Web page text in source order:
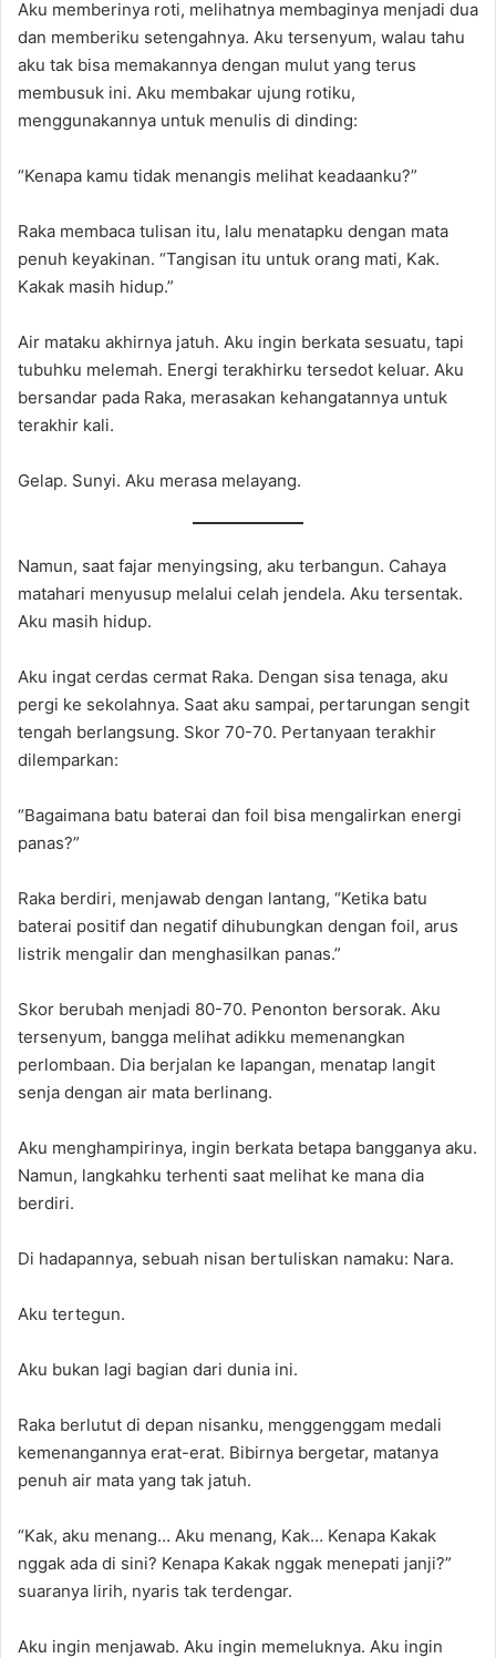
Aku memberinya roti, melihatnya membaginya menjadi dua
dan memberiku setengahnya. Aku tersenyum, walau tahu
aku tak bisa memakannya dengan mulut yang terus
membusuk ini. Aku membakar ujung rotiku,
menggunakannya untuk menulis di dinding:
“Kenapa kamu tidak menangis melihat keadaanku?”
Raka membaca tulisan itu, lalu menatapku dengan mata
penuh keyakinan. “Tangisan itu untuk orang mati, Kak.
Kakak masih hidup.”
Air mataku akhirnya jatuh. Aku ingin berkata sesuatu, tapi
tubuhku melemah. Energi terakhirku tersedot keluar. Aku
bersandar pada Raka, merasakan kehangatannya untuk
terakhir kali.
Gelap. Sunyi. Aku merasa melayang.
Namun, saat fajar menyingsing, aku terbangun. Cahaya
matahari menyusup melalui celah jendela. Aku tersentak.
Aku masih hidup.
Aku ingat cerdas cermat Raka. Dengan sisa tenaga, aku
pergi ke sekolahnya. Saat aku sampai, pertarungan sengit
tengah berlangsung. Skor 70-70. Pertanyaan terakhir
dilemparkan:
“Bagaimana batu baterai dan foil bisa mengalirkan energi
panas?”
Raka berdiri, menjawab dengan lantang, “Ketika batu
baterai positif dan negatif dihubungkan dengan foil, arus
listrik mengalir dan menghasilkan panas.”
Skor berubah menjadi 80-70. Penonton bersorak. Aku
tersenyum, bangga melihat adikku memenangkan
perlombaan. Dia berjalan ke lapangan, menatap langit
senja dengan air mata berlinang.
Aku menghampirinya, ingin berkata betapa bangganya aku.
Namun, langkahku terhenti saat melihat ke mana dia
berdiri.
Di hadapannya, sebuah nisan bertuliskan namaku: Nara.
Aku tertegun.
Aku bukan lagi bagian dari dunia ini.
Raka berlutut di depan nisanku, menggenggam medali
kemenangannya erat-erat. Bibirnya bergetar, matanya
penuh air mata yang tak jatuh.
“Kak, aku menang… Aku menang, Kak… Kenapa Kakak
nggak ada di sini? Kenapa Kakak nggak menepati janji?”
suaranya lirih, nyaris tak terdengar.
Aku ingin menjawab. Aku ingin memeluknya. Aku ingin